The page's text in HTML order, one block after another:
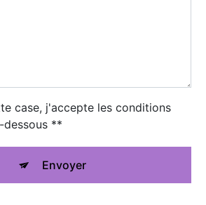
case, j'accepte les conditions
**
Envoyer